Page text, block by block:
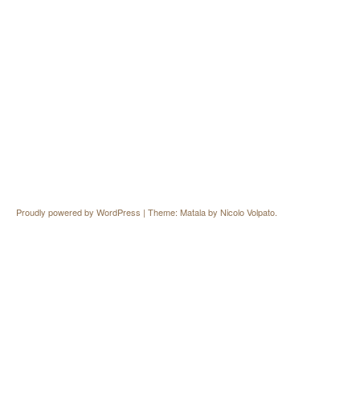
Proudly powered by WordPress | Theme: Matala by Nicolo Volpato.